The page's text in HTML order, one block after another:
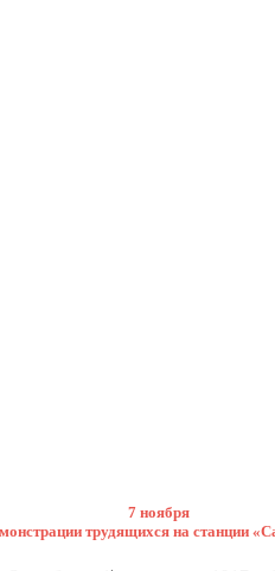
7 ноября
трудящихся на станции